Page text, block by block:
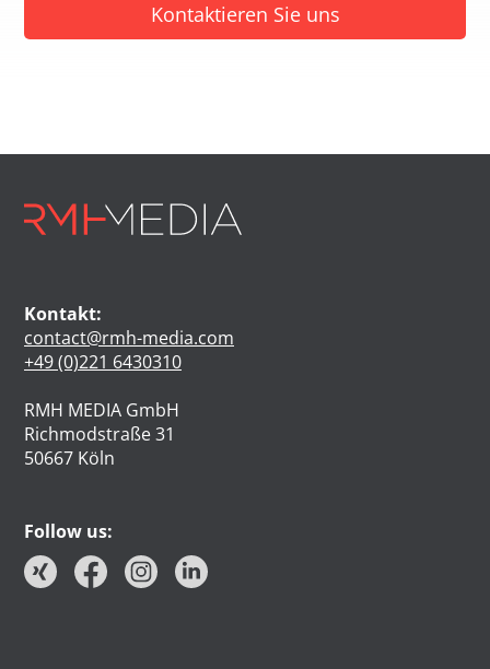
Kontaktieren Sie uns
Kontakt:
contact@rmh-media.com
+49 (0)221 6430310
RMH MEDIA GmbH
Richmodstraße 31
50667 Köln
Follow us: